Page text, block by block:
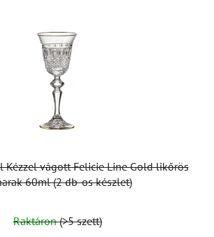
Kézzel vágott Felicie Line Gold likőrös
60ml (2 db-os készlet)
Raktáron(>5 szett)